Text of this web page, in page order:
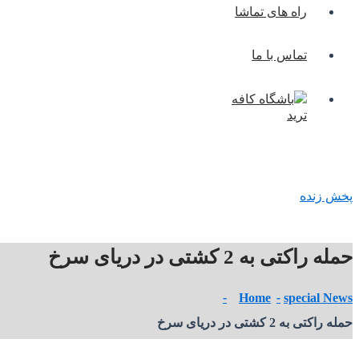
راه های تماشا
تماس با ما
باشگاه کافه
ترید
پخش زنده
حمله راکتی به 2 کشتی در دریای سرخ
Home
special News
حمله راکتی به 2 کشتی در دریای سرخ